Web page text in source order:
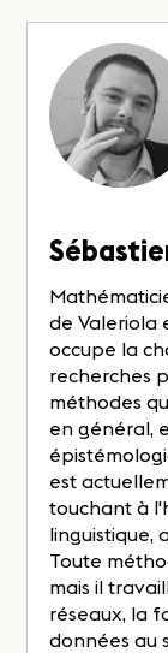
de Valeriola
occupe la
recherches
méthodes
en général,
est
touchant à
linguistique,
Toute
mais il
réseaux, la
données au